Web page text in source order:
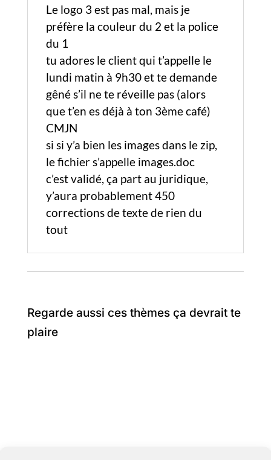
Le logo 3 est pas mal, mais je
préfère la couleur du 2 et la police
du 1
tu adores le client qui t’appelle le
lundi matin à 9h30 et te demande
gêné s’il ne te réveille pas (alors
que t’en es déjà à ton 3ème café)
CMJN
si si y’a bien les images dans le zip,
le fichier s’appelle images.doc
c’est validé, ça part au juridique,
y’aura probablement 450
corrections de texte de rien du
tout
Regarde aussi ces thèmes ça devrait te
plaire